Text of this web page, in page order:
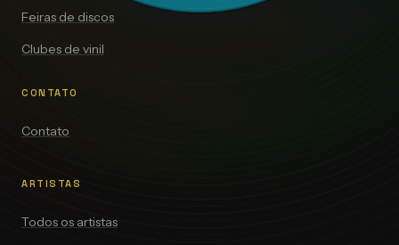
Feiras de discos
Clubes de vinil
CONTATO
Contato
ARTISTAS
Todos os artistas